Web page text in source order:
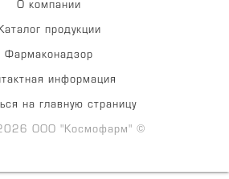
О компании
продукции
Фармаконадзор
информация
на главную страницу
ООО "Космофарм" ©